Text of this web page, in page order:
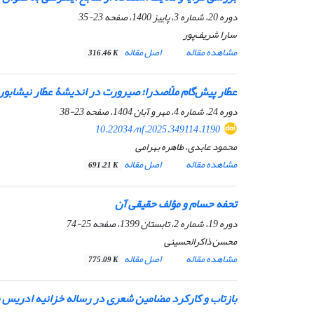
دوره 20، شماره 3، پاییز 1400، صفحه
23-35
سارا شریف‌پور
مشاهده مقاله
اصل مقاله 316.46 K
عطّار پیش‌گام ملّاصدرا؛ صیرورت در اندیشۀ عطّار
دوره 24، شماره 4، مهر و آبان 1404، صفحه
23-38
10.22034/nf.2025.349114.1190
محمود عابدی، طاهره بهرامی
مشاهده مقاله
اصل مقاله 691.21 K
تحفه حسامو مؤلف حقیقی آن
دوره 19، شماره 2، تابستان 1399، صفحه
25-74
محسن ذاکرالحسینی
مشاهده مقاله
اصل مقاله 775.09 K
بازتاب و کارکرد مضامین شعری در رساله خزانیه